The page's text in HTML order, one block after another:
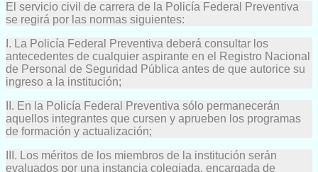
El servicio civil de carrera de la Policía Federal Preventiva
se regirá por las normas siguientes:
I. La Policía Federal Preventiva deberá consultar los
antecedentes de cualquier aspirante en el Registro Nacional
de Personal de Seguridad Pública antes de que autorice su
ingreso a la institución;
II. En la Policía Federal Preventiva sólo permanecerán
aquellos integrantes que cursen y aprueben los programas
de formación y actualización;
III. Los méritos de los miembros de la institución serán
evaluados por una instancia colegiada, encargada de